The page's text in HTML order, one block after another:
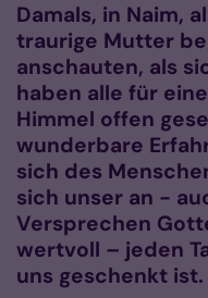
Damals, in Naim,
traurige Mutter
anschauten, als
haben alle für
Himmel offen
wunderbare
sich des
sich unser an -
Versprechen
wertvoll – jeden
uns geschenkt ist.